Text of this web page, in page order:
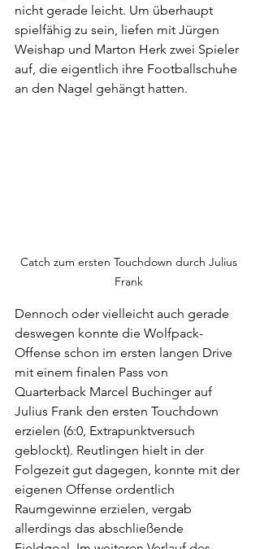
nicht gerade leicht. Um überhaupt
spielfähig zu sein, liefen mit Jürgen
Weishap und Marton Herk zwei Spieler
auf, die eigentlich ihre Footballschuhe
an den Nagel gehängt hatten.
Catch zum ersten Touchdown durch Julius
Frank
Dennoch oder vielleicht auch gerade
deswegen konnte die Wolfpack-
Offense schon im ersten langen Drive
mit einem finalen Pass von
Quarterback Marcel Buchinger auf
Julius Frank den ersten Touchdown
erzielen (6:0, Extrapunktversuch
geblockt). Reutlingen hielt in der
Folgezeit gut dagegen, konnte mit der
eigenen Offense ordentlich
Raumgewinne erzielen, vergab
allerdings das abschließende